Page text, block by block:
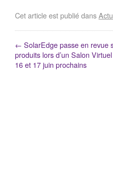
Cet article est publié dans
← SolarEdge passe en revue
produits lors d’un Salon
16 et 17 juin prochains